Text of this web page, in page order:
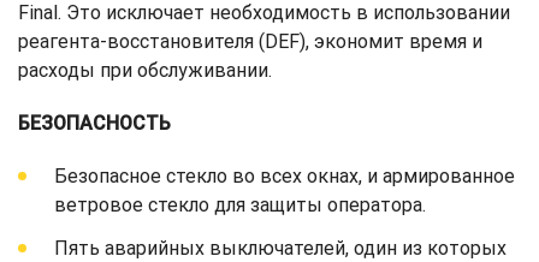
Final. Это исключает необходимость в использовании
реагента-восстановителя (DEF), экономит время и
расходы при обслуживании.
БЕЗОПАСНОСТЬ
Безопасное стекло во всех окнах, и армированное
ветровое стекло для защиты оператора.
Пять аварийных выключателей, один из которых